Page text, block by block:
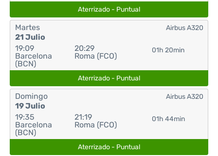
Aterrizado - Puntual
Martes
21 Julio
19:09
Barcelona
(BCN)
20:29
Roma (FCO)
01h 20min
Airbus A320
Aterrizado - Puntual
Domingo
19 Julio
19:35
Barcelona
(BCN)
21:19
Roma (FCO)
01h 44min
Airbus A320
Aterrizado - Puntual